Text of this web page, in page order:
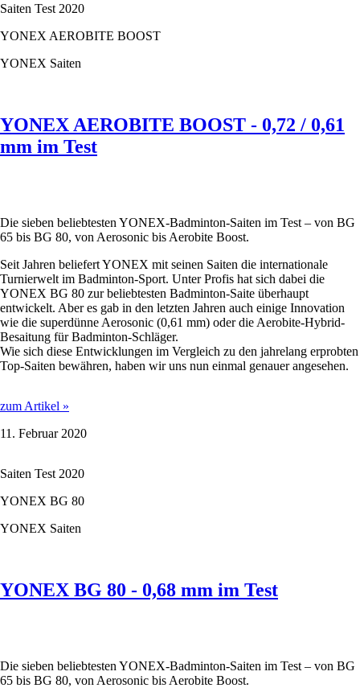
0,61
im
Saiten Test 2020
YONEX AEROBITE BOOST
YONEX Saiten
YONEX AEROBITE BOOST - 0,72 / 0,61
mm im Test
Die sieben beliebtesten YONEX-Badminton-Saiten im Test – von BG
65 bis BG 80, von Aerosonic bis Aerobite Boost.
Seit Jahren beliefert YONEX mit seinen Saiten die internationale
Turnierwelt im Badminton-Sport. Unter Profis hat sich dabei die
YONEX BG 80 zur beliebtesten Badminton-Saite überhaupt
entwickelt. Aber es gab in den letzten Jahren auch einige Innovation
wie die superdünne Aerosonic (0,61 mm) oder die Aerobite-Hybrid-
Besaitung für Badminton-Schläger.
Wie sich diese Entwicklungen im Vergleich zu den jahrelang erprobten
Top-Saiten bewähren, haben wir uns nun einmal genauer angesehen.
zum Artikel »
BOOST
/
mm
Test
11. Februar 2020
Saiten Test 2020
YONEX BG 80
YONEX Saiten
YONEX BG 80 - 0,68 mm im Test
Die sieben beliebtesten YONEX-Badminton-Saiten im Test – von BG
65 bis BG 80, von Aerosonic bis Aerobite Boost.